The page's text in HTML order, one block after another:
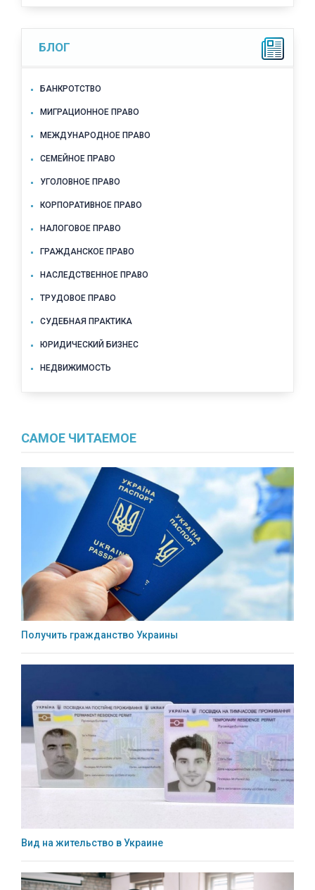
БЛОГ
БАНКРОТСТВО
МИГРАЦИОННОЕ ПРАВО
МЕЖДУНАРОДНОЕ ПРАВО
СЕМЕЙНОЕ ПРАВО
УГОЛОВНОЕ ПРАВО
КОРПОРАТИВНОЕ ПРАВО
НАЛОГОВОЕ ПРАВО
ГРАЖДАНСКОЕ ПРАВО
НАСЛЕДСТВЕННОЕ ПРАВО
ТРУДОВОЕ ПРАВО
СУДЕБНАЯ ПРАКТИКА
ЮРИДИЧЕСКИЙ БИЗНЕС
НЕДВИЖИМОСТЬ
САМОЕ ЧИТАЕМОЕ
Получить гражданство Украины
Вид на жительство в Украине